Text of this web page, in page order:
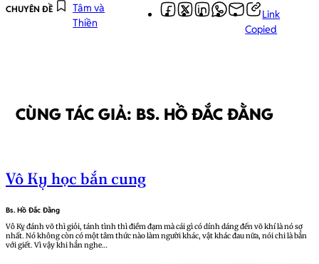
CHUYÊN ĐỀ
Tâm và
Thiền
Link
Copied
CÙNG TÁC GIẢ: BS. HỒ ĐẮC ĐẰNG
Vô Kỵ học bắn cung
Bs. Hồ Đắc Đằng
Vô Kỵ đánh võ thì giỏi, tánh tình thì điềm đạm mà cái gì có dính dáng đến võ khí là nó sợ
nhất. Nó không còn có một tâm thức nào làm người khác, vật khác đau nữa, nói chi là bắn
với giết. Vì vậy khi hắn nghe…